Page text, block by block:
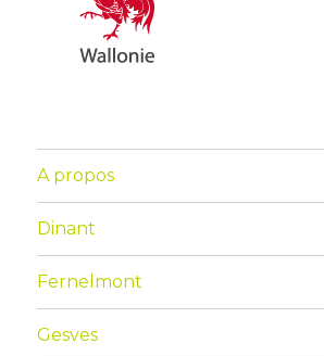
A propos
Dinant
Fernelmont
Gesves